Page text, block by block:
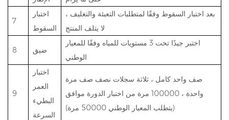
7
اختبار
السقوط
بعد اختبار السقوط وفقًا لمتطلبات التعبئة والتغليف ،
لا يتلف المنتج
8 ضيق
اختبر جيدًا تحت 3 مستويات للمياه وفقًا للمعيار
الوطني
9
اختبار
العمر
البطيء
السرعة
صف واحد كامل ، ثلاثة سجلات نصف صف مرة
واحدة ، 100000 مرة من اختبار الدورة موافق
(يتطلب المعيار الوطني 50000 مرة)